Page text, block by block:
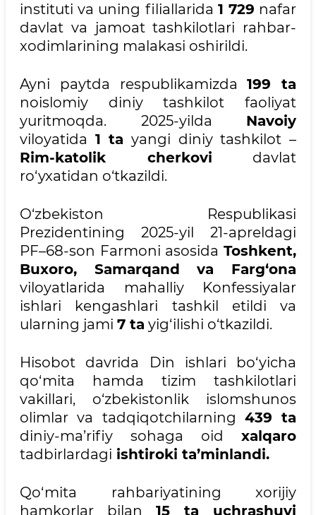
instituti va uning filiallarida 1 729 nafar
davlat va jamoat tashkilotlari rahbar-
xodimlarining malakasi oshirildi.
Ayni paytda respublikamizda199 ta
noislomiy diniy tashkilot faoliyat
yuritmoqda. 2025-yilda Navoiy
viloyatida 1 ta yangi diniy tashkilot –
Rim-katolik cherkovi davlat
ro‘yxatidan o‘tkazildi.
O‘zbekiston Respublikasi
Prezidentining 2025-yil 21-apreldagi
PF–68-son Farmoni asosida Toshkent,
Buxoro, Samarqand va Farg‘ona
viloyatlarida mahalliy Konfessiyalar
ishlari kengashlari tashkil etildi va
ularning jami 7 ta yig‘ilishi o‘tkazildi.
Hisobot davrida Din ishlari bo‘yicha
qo‘mita hamda tizim tashkilotlari
vakillari, o‘zbekistonlik islomshunos
olimlar va tadqiqotchilarning 439 ta
diniy-ma’rifiy sohaga oid xalqaro
tadbirlardagi ishtiroki ta’minlandi.
Qo‘mita rahbariyatining xorijiy
hamkorlar bilan 15 ta uchrashuvi